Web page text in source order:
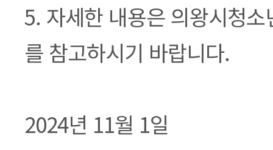
5. 자세한 내용은 의왕시청
를 참고하시기 바랍니다.
2024년 11월 1일